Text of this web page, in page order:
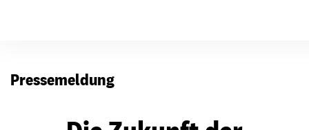
Pressemeldung